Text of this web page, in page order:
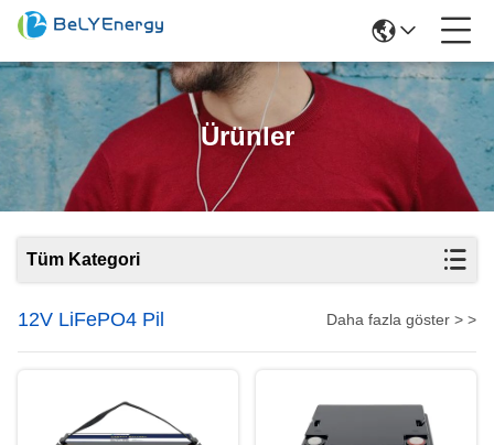
Ürünler
Tüm Kategori
12V LiFePO4 Pil Daha fazla göster > >